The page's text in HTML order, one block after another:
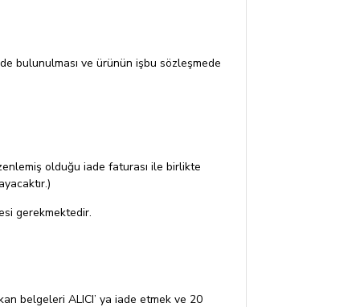
bulunulması ve ürünün işbu sözleşmede
olduğu iade faturası ile birlikte
gerekmektedir.
belgeleri ALICI’ ya iade etmek ve 20